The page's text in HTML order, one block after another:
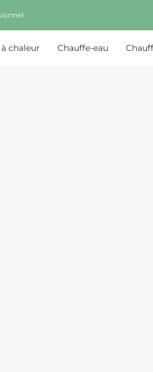
chaleur Chauffe-eau